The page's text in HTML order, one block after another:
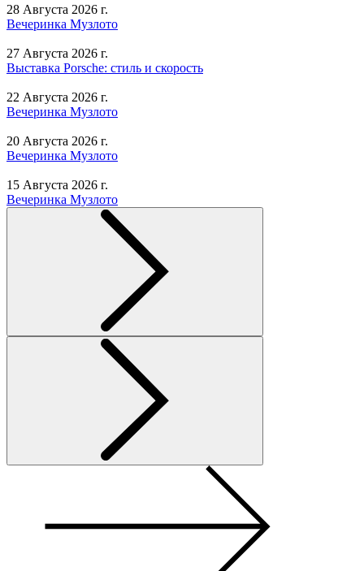
28 Августа 2026 г.
Вечеринка Музлото
27 Августа 2026 г.
Выставка Porsche: стиль и скорость
22 Августа 2026 г.
Вечеринка Музлото
20 Августа 2026 г.
Вечеринка Музлото
15 Августа 2026 г.
Вечеринка Музлото